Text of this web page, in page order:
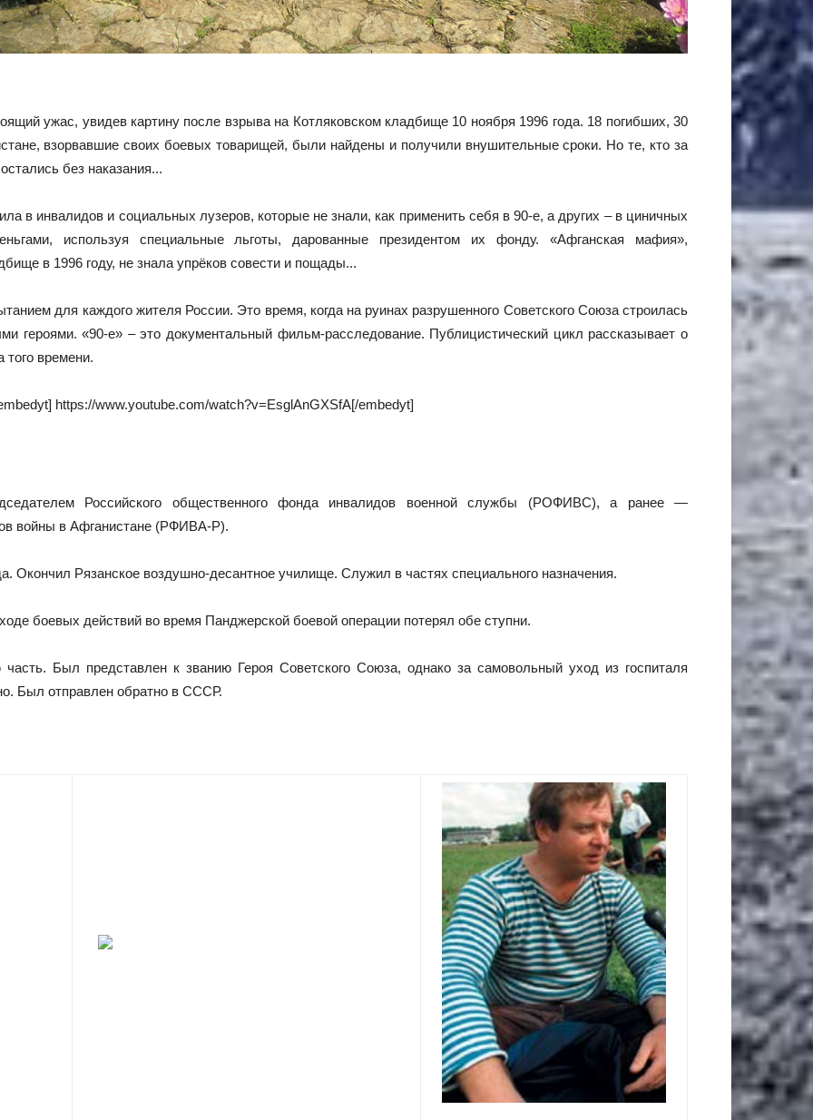
ужас, увидев картину после взрыва на Котляковском кладбище 10 ноября 1996 года. 18 погибших, 30
взорвавшие своих боевых товарищей, были найдены и получили внушительные сроки. Но те, кто за
без наказания...
в инвалидов и социальных лузеров, которые не знали, как применить себя в 90-е, а других – в циничных
используя специальные льготы, дарованные президентом их фонду. «Афганская мафия»,
в 1996 году, не знала упрёков совести и пощады...
для каждого жителя России. Это время, когда на руинах разрушенного Советского Союза строилась
героями. «90-е» – это документальный фильм-расследование. Публицистический цикл рассказывает о
времени.
https://www.youtube.com/watch?v=EsglAnGXSfA[/embedyt]
Российского общественного фонда инвалидов военной службы (РОФИВС), а ранее —
войны в Афганистане (РФИВА-Р).
Окончил Рязанское воздушно-десантное училище. Служил в частях специального назначения.
боевых действий во время Панджерской боевой операции потерял обе ступни.
Был представлен к званию Героя Советского Союза, однако за самовольный уход из госпиталя
Был отправлен обратно в СССР.